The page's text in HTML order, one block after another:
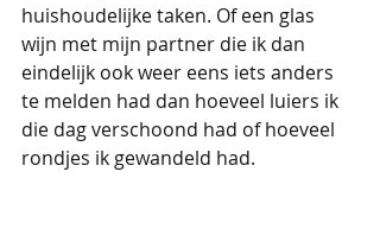
huishoudelijke taken. Of een glas
wijn met mijn partner die ik dan
eindelijk ook weer eens iets anders
te melden had dan hoeveel luiers ik
die dag verschoond had of hoeveel
rondjes ik gewandeld had.